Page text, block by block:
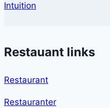
Intuition
Restauant links
Restaurant
Restauranter